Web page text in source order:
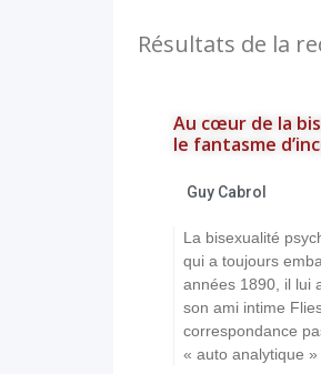
Résultats de la
Au cœur de la
le fantasme
Guy Cabrol
La bisexualité
qui a toujours
années 1890, il lui
son ami intime
correspondance
« auto analytique »